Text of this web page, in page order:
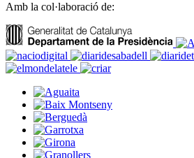
Amb la col·laboració de: